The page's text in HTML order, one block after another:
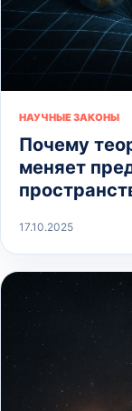
НАУЧНЫЕ ЗАКОНЫ
Почему
меняет
17.10.2025